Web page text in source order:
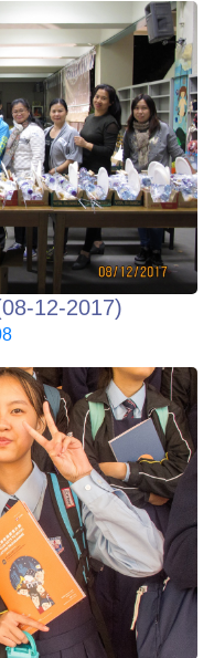
12-2017)